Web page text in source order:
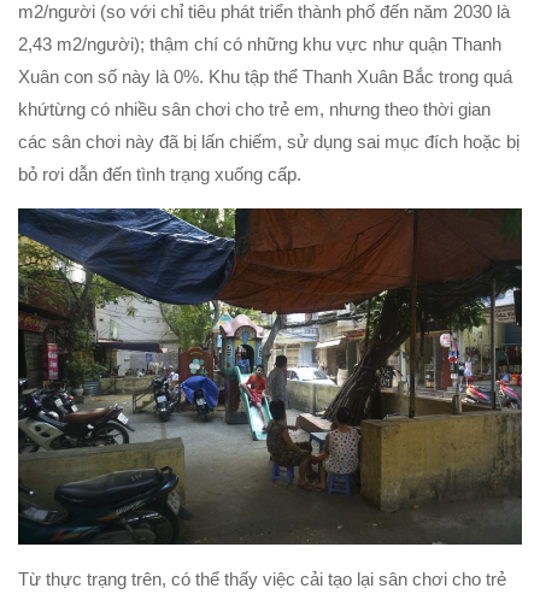
m2/người (so với chỉ tiêu phát triển thành phố đến năm 2030 là
2,43 m2/người); thậm chí có những khu vực như quận Thanh
Xuân con số này là 0%. Khu tập thể Thanh Xuân Bắc trong quá
khứtừng có nhiều sân chơi cho trẻ em, nhưng theo thời gian
các sân chơi này đã bị lấn chiếm, sử dụng sai mục đích hoặc bị
bỏ rơi dẫn đến tình trạng xuống cấp.
Từ thực trạng trên, có thể thấy việc cải tạo lại sân chơi cho trẻ